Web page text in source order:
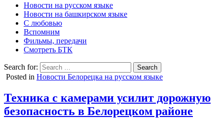
Новости на русском языке
Новости на башкирском языке
С любовью
Вспомним
Фильмы, передачи
Смотреть БТК
Search for:
Posted in Новости Белорецка на русском языке
Техника с камерами усилит дорожную
безопасность в Белорецком районе